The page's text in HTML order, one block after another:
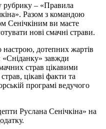
рубрику – «Правила
Разом з командою
Сенічкіним ви маєте
нові смачні страви.
настрою, дотепних жартів
«Сніданку» завжди
страв цікавими
цікаві факти та
програмі ведучого
Руслана Сенічкіна» на